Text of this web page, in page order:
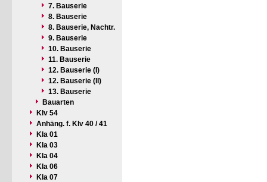
7. Bauserie
8. Bauserie
8. Bauserie, Nachtr.
9. Bauserie
10. Bauserie
11. Bauserie
12. Bauserie (I)
12. Bauserie (II)
13. Bauserie
Bauarten
Klv 54
Anhäng. f. Klv 40 / 41
Kla 01
Kla 03
Kla 04
Kla 06
Kla 07